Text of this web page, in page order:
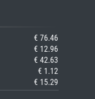
€ 76.46
€ 12.96
€ 42.63
€ 1.12
€ 15.29